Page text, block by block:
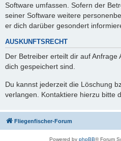
Software umfassen. Sofern der
seiner Software weitere
er dich darüber gesondert
AUSKUNFTSRECHT
Der Betreiber erteilt dir auf Anfrage
dich gespeichert sind.
Du kannst jederzeit die Löschung
verlangen. Kontaktiere hierzu bitte
Fliegenfischer-Forum
Powered by phpBB® Forum